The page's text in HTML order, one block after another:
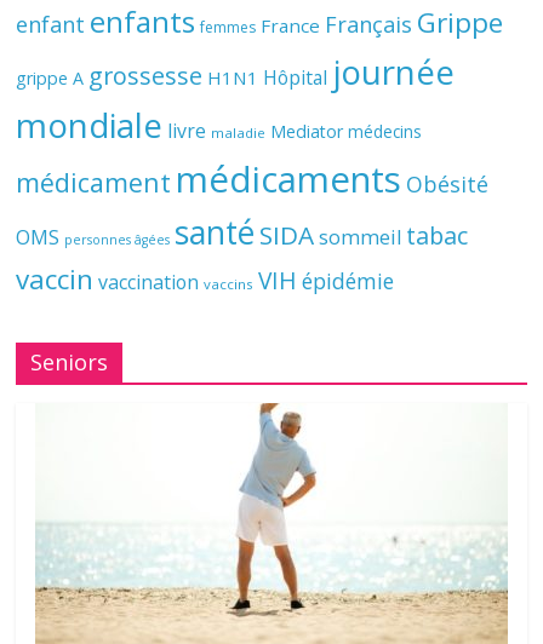
enfant enfants femmes France Français Grippe
grippe A grossesse H1N1 Hôpital journée
mondiale livre maladie Mediator médecins
médicament médicaments Obésité
OMS personnes âgées santé SIDAsommeil tabac
vaccin vaccination vaccins VIH épidémie
Seniors